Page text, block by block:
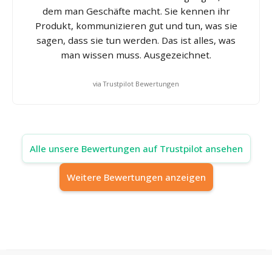
dem man Geschäfte macht. Sie kennen ihr
Produkt, kommunizieren gut und tun, was sie
sagen, dass sie tun werden. Das ist alles, was
man wissen muss. Ausgezeichnet.
via Trustpilot Bewertungen
Alle unsere Bewertungen auf Trustpilot ansehen
Weitere Bewertungen anzeigen